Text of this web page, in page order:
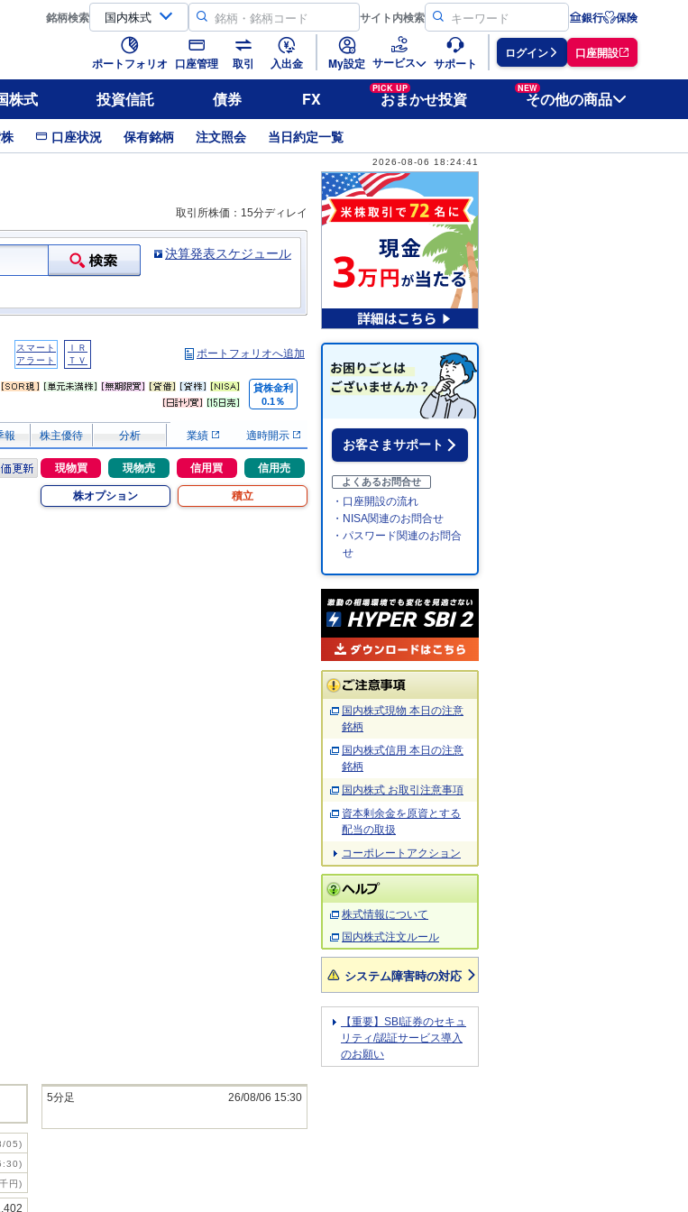
銘柄検索 サイト内検索 銀行 保険
ポートフォリオ 口座管理 取引 入出金 My設定 サービス サポート
ログイン 口座開設
株式 投資信託 債券 FX
PICK UP
おまかせ投資
NEW
その他の商品
口座状況 保有銘柄 注文照会 当日約定一覧
2026-08-06 18:24:41
取引所株価：15分ディレイ
決算発表スケジュール
スマート
アラート
ＩＲ
ＴＶ
ポートフォリオへ追加
貸株金利
0.1％
報 株主優待 分析 業績 適時開示
現物買 現物売 信用買 信用売
株オプション 積立
05)
円)
5分足 26/08/06 15:30
お客さまサポート
よくあるお問合せ
・口座開設の流れ
・NISA関連のお問合せ
・パスワード関連のお問合
せ
国内株式現物 本日の注意
銘柄
国内株式信用 本日の注意
銘柄
国内株式 お取引注意事項
資本剰余金を原資とする
配当の取扱
コーポレートアクション
株式情報について
国内株式注文ルール
システム障害時の対応
【重要】SBI証券のセキュ
リティ/認証サービス導入
のお願い